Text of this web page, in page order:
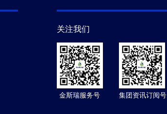
关注我们
金斯瑞服务号 集团资讯订阅号